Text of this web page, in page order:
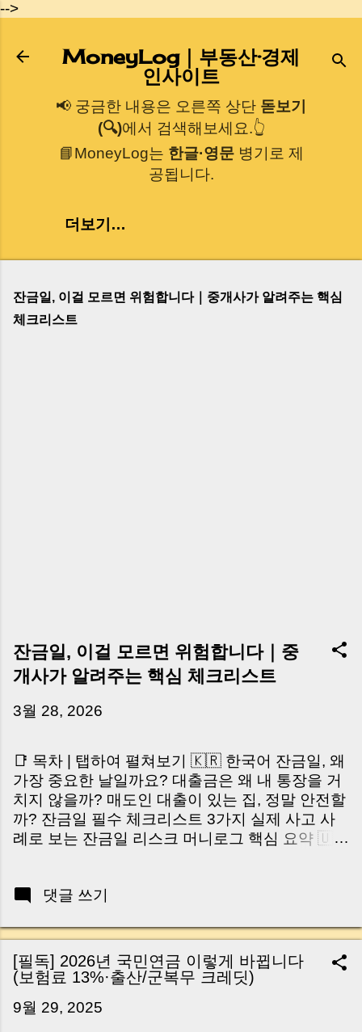
-->
기본 콘텐츠로 건너뛰기
MoneyLog｜부동산·경제
인사이트
📢 궁금한 내용은 오른쪽 상단 돋보기
(🔍)에서 검색해보세요.👆
📘MoneyLog는 한글·영문병기로 제
공됩니다.
더보기…
잔금일, 이걸 모르면 위험합니다｜중개사가 알려주는 핵심
체크리스트
잔금일, 이걸 모르면 위험합니다｜중
개사가 알려주는 핵심 체크리스트
3월 28, 2026
📑 목차 | 탭하여 펼쳐보기 🇰🇷 한국어 잔금일, 왜
가장 중요한 날일까요? 대출금은 왜 내 통장을 거
치지 않을까? 매도인 대출이 있는 집, 정말 안전할
까? 잔금일 필수 체크리스트 3가지 실제 사고 사
례로 보는 잔금일 리스크 머니로그 핵심 요약 🇺🇸
Safe If the Seller Has a Loan? 3 Must-Check
to Avoid MoneyLog Key Takeaway 혹시 이런 생
각 해보신 적 있으신가요? “잔금일… 그냥 돈 보내
고 끝나는 거 아닌가요?” 하지만 현장에서 보면 전
는 날’이 아니라, 수천만 원, 많게는 수억 원이 한
댓글 쓰기
[필독] 2026년 국민연금 이렇게 바뀝니다
(보험료 13%·출산/군복무 크레딧)
9월 29, 2025